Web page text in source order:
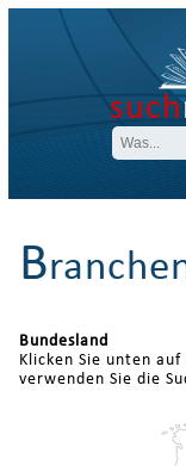
such
B
Bundesland
Klicken Sie unten
verwenden Sie die